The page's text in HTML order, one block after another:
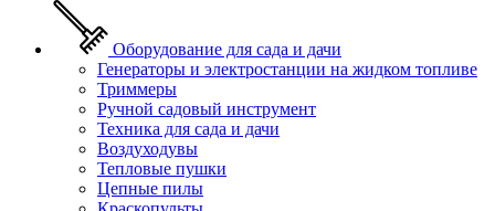
Оборудование для сада и дачи
Генераторы и электростанции на жидком топливе
Триммеры
Ручной садовый инструмент
Техника для сада и дачи
Воздуходувы
Тепловые пушки
Цепные пилы